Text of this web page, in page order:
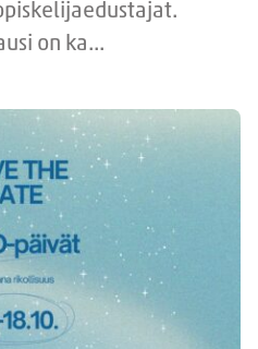
on ka...